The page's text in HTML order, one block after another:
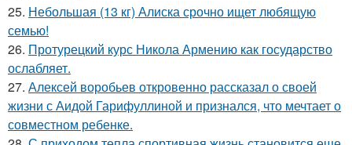
25. Небольшая (13 кг) Алиска срочно ищет любящую
семью!
26. Протурецкий курс Никола Армению как государство
ослабляет.
27. Алексей воробьев откровенно рассказал о своей
жизни с Аидой Гарифуллиной и признался, что мечтает о
совместном ребенке.